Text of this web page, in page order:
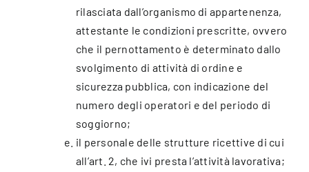
rilasciata dall’organismo di appartenenza,
attestante le condizioni prescritte, ovvero
che il pernottamento è determinato dallo
svolgimento di attività di ordine e
sicurezza pubblica, con indicazione del
numero degli operatori e del periodo di
soggiorno;
il personale delle strutture ricettive di cui
all’art. 2, che ivi presta l’attività lavorativa;